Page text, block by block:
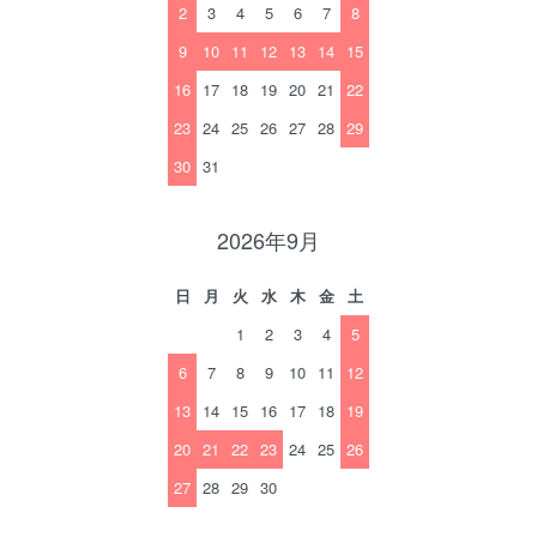
2
3 4 5 6 7
8
9
10 11 12 13 14 15
16 17 18 19 20 21
22
23 24 25 26 27 28 29
30 31
2026年9月
日 月 火 水 木 金
土
1
2 3 4
5
6
7 8 9 10 11
12
13 14 15 16 17 18 19
20 21 22 23 24 25 26
27 28 29 30